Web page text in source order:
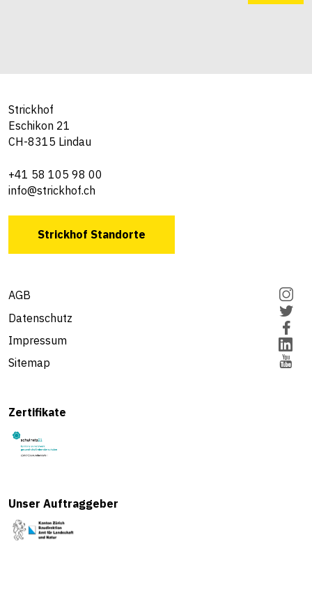
Strickhof
Eschikon 21
CH-8315 Lindau
+41 58 105 98 00
info@strickhof.ch
Strickhof Standorte
AGB
Datenschutz
Impressum
Sitemap
Zertifikate
Unser Auftraggeber